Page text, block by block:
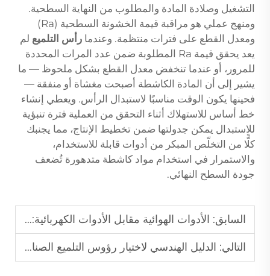
التشغيل وصلادة المادة والمطلوب من النهاية السطحية.
ومنهج عملي هو مراقبة قيمة الخشونة السطحية (Ra)
ومعدل القطع على فترات منتظمة. وعندما رأس التلميع لم
يعد يحقق قيمة Ra المطلوبة ضمن عدد المرات المحددة
للمرور، أو عندما تنخفض معدل القطع بشكل ملحوظ — ما
يشير إلى أن المادة الكاشطة أصبحت مغشاة أو منفقة —
فحينها يكون الوقت مناسبًا لاستبدال الرأس. ويعطي إنشاء
خط أساس للاستهلاك أثناء التحقق من العملية فترة تنبؤية
للاستبدال يمكن جدولتها ضمن تخطيط الإنتاج، مما يجنبك
كلًّا من التخلّص المبكر من أدوات قابلة للاستخدام،
والاستمرار في استخدام مواد كاشطة متدهورة تُضعف
جودة السطح النهائي.
السابق: الأدوات الهوائية مقابل الأدوات الكهربائية: أيهما أفضل؟
التالي: الدليل الهندسي لاختيار رؤوس التلميع الصناعية: تقييم مقاومة الحرارة، والتحكم في الاهتزاز، وبروتوكولات الصيانة لمراكز التشغيل بالحاسوب العددية عالية الأداء